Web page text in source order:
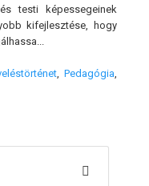
testi képessegeinek
kifejlesztése, hogy
, Pedagógia